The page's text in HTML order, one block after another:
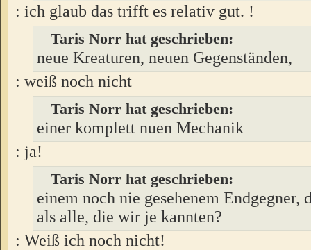
: ich glaub das trifft es relativ gut. !
Taris Norr hat geschrieben:
neue Kreaturen, neuen Gegenständen,
: weiß noch nicht
Taris Norr hat geschrieben:
einer komplett nuen Mechanik
: ja!
Taris Norr hat geschrieben:
einem noch nie gesehenem Endgegner,
als alle, die wir je kannten?
: Weiß ich noch nicht!